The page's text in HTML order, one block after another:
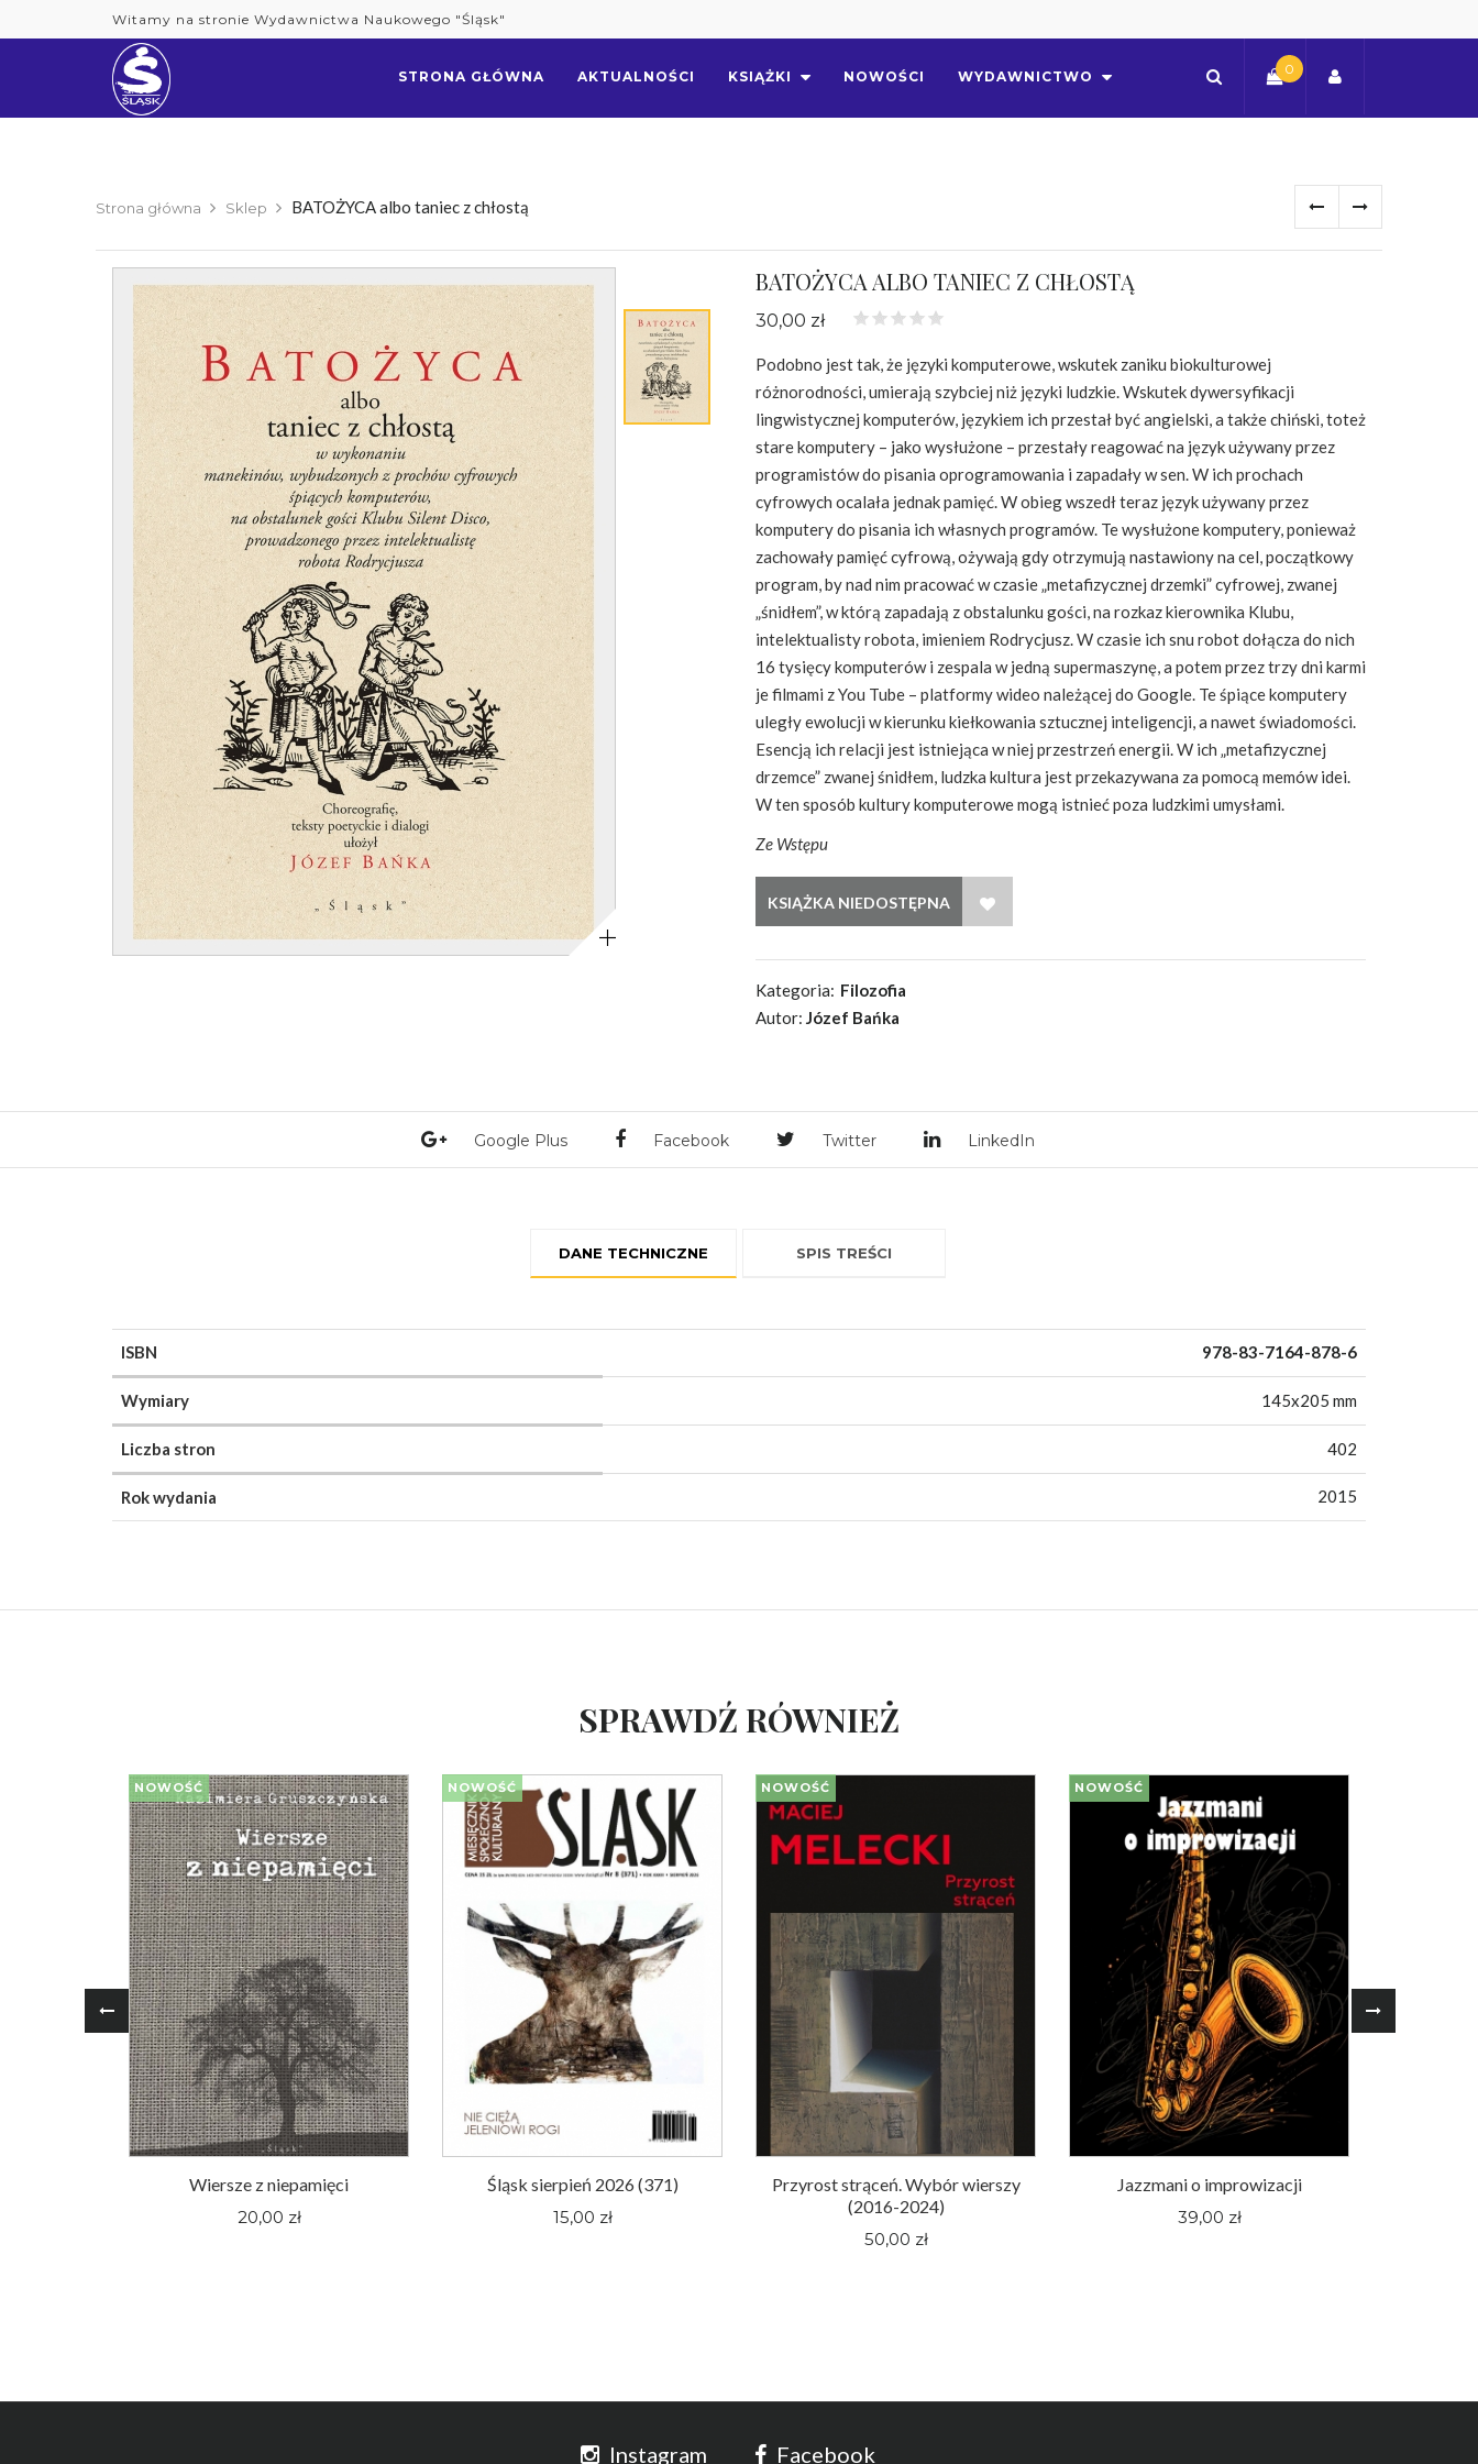
to
Witamy na stronie Wydawnictwa Naukowego "Śląsk"
0
STRONA GŁÓWNA AKTUALNOŚCI KSIĄŻKI NOWOŚCI WYDAWNICTWO
Strona główna Sklep BATOŻYCA albo taniec z chłostą
Powiększ
BATOŻYCA ALBO TANIEC Z CHŁOSTĄ
30,00 zł
Podobno jest tak, że języki komputerowe, wskutek zaniku biokulturowej
różnorodności, umierają szybciej niż języki ludzkie. Wskutek dywersyfikacji
lingwistycznej komputerów, językiem ich przestał być angielski, a także chiński, toteż
stare komputery – jako wysłużone – przestały reagować na język używany przez
programistów do pisania oprogramowania i zapadały w sen. W ich prochach
cyfrowych ocalała jednak pamięć. W obieg wszedł teraz język używany przez
komputery do pisania ich własnych programów. Te wysłużone komputery, ponieważ
zachowały pamięć cyfrową, ożywają gdy otrzymują nastawiony na cel, początkowy
program, by nad nim pracować w czasie „metafizycznej drzemki” cyfrowej, zwanej
„śnidłem”, w którą zapadają z obstalunku gości, na rozkaz kierownika Klubu,
intelektualisty robota, imieniem Rodrycjusz. W czasie ich snu robot dołącza do nich
16 tysięcy komputerów i zespala w jedną supermaszynę, a potem przez trzy dni karmi
je filmami z You Tube – platformy wideo należącej do Google. Te śpiące komputery
uległy ewolucji w kierunku kiełkowania sztucznej inteligencji, a nawet świadomości.
Esencją ich relacji jest istniejąca w niej przestrzeń energii. W ich „metafizycznej
drzemce” zwanej śnidłem, ludzka kultura jest przekazywana za pomocą memów idei.
W ten sposób kultury komputerowe mogą istnieć poza ludzkimi umysłami.
Ze Wstępu
WISH LIST
Kategoria: Filozofia
Autor: Józef Bańka
Google Plus Facebook Twitter LinkedIn
DANE TECHNICZNE SPIS TREŚCI
ISBN 978-83-7164-878-6
Wymiary 145x205 mm
Liczba stron 402
Rok wydania 2015
SPRAWDŹ RÓWNIEŻ
NOWOŚĆ
Wiersze z niepamięci
20,00 zł
NOWOŚĆ
Śląsk sierpień 2026 (371)
15,00 zł
NOWOŚĆ
Przyrost strąceń. Wybór wierszy
(2016-2024)
50,00 zł
NOWOŚĆ
Jazzmani o improwizacji
39,00 zł
Instagram Facebook